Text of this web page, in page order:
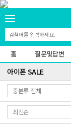
홈 질문및답변
아이폰 SALE